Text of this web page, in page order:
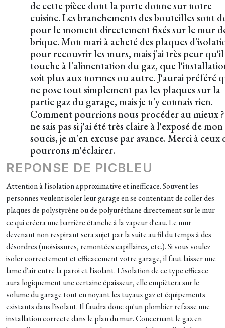
de cette pièce dont la porte donne sur notre
cuisine. Les branchements des bouteilles sont
pour le moment directement fixés sur le mur
brique. Mon mari à acheté des plaques
pour recouvrir les murs, mais j'ai très peur qu'il
touche à l'alimentation du gaz, que
soit plus aux normes ou autre. J'aurai préféré
ne pose tout simplement pas les plaques sur la
partie gaz du garage, mais je n'y connais rien.
Comment pourrions nous procéder au mieux ?
ne sais pas si j'ai été très claire à l'exposé de mon
soucis, je m'en excuse par avance. Merci à ceux
pourrons m'éclairer.
REPONSE DE PICBLEU
Attention à l'isolation approximative et inefficace. Souvent les
personnes veulent isoler leur garage en se contentant de coller des
plaques de polystyrène ou de polyuréthane directement sur le mur
ce qui créera une barrière étanche à la vapeur d'eau. Le mur
devenant non respirant sera sujet par la suite au fil du temps à des
désordres (moisissures, remontées capillaires, etc.). Si vous voulez
isoler correctement et efficacement votre garage, il faut laisser une
lame d'air entre la paroi et l'isolant. L'isolation de ce type efficace
aura logiquement une certaine épaisseur, elle empiètera sur le
volume du garage tout en noyant les tuyaux gaz et équipements
existants dans l'isolant. Il faudra donc qu'un plombier refasse une
installation correcte dans le plan du mur. Concernant le gaz en